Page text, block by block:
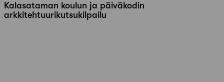
Kalasataman koulun ja päiväkodin
arkkitehtuurikutsukilpailu